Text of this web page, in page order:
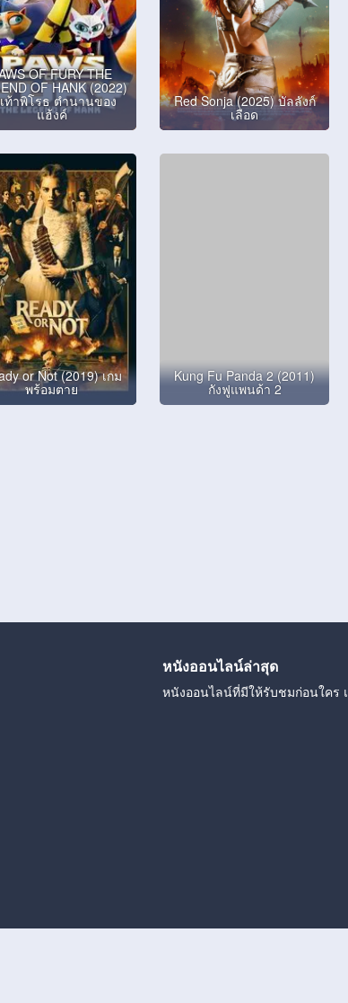
OF FURY THE
OF HANK (2022)
ท้าพิโรธ ตำนานของ
แฮ้งค์
Red Sonja (2025) บัลลังก์
เลือด
or Not (2019) เกม
พร้อมตาย
Kung Fu Panda 2 (2011)
กังฟูแพนด้า 2
หนังออนไลน์ล่าสุด
หนังออนไลน์ที่มีให้รับชมก่อนใคร